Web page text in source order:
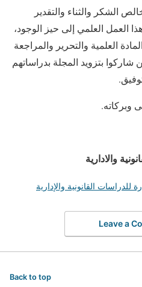
الشكر والثناء والتقدير
العمل العلمي إلى حيز الوجود،
العلمية والتحرير والمراجعة
شاركوا بتزويد المجلة بدراساتهم
وبركاته.
والادارية
للدراسات القانونية والإدارية
Leave a
Back to top